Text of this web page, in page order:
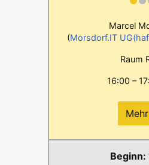
Marcel
(Morsdorf.IT
Raum
16:00 –